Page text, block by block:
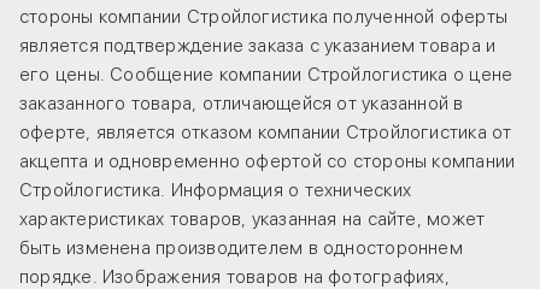
стороны компании Стройлогистика полученной оферты
является подтверждение заказа с указанием товара и
его цены. Сообщение компании Стройлогистика о цене
заказанного товара, отличающейся от указанной в
оферте, является отказом компании Стройлогистика от
акцепта и одновременно офертой со стороны компании
Стройлогистика. Информация о технических
характеристиках товаров, указанная на сайте, может
быть изменена производителем в одностороннем
порядке. Изображения товаров на фотографиях,